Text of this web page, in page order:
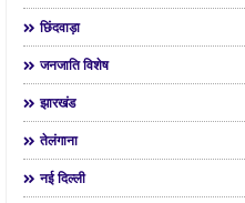
छिंदवाड़ा
जनजाति विशेष
झारखंड
तेलंगाना
नई दिल्ली